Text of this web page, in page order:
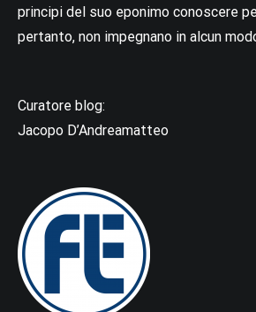
principi del suo eponimo conoscere
pertanto, non impegnano in alcun
Curatore blog:
Jacopo D’Andreamatteo